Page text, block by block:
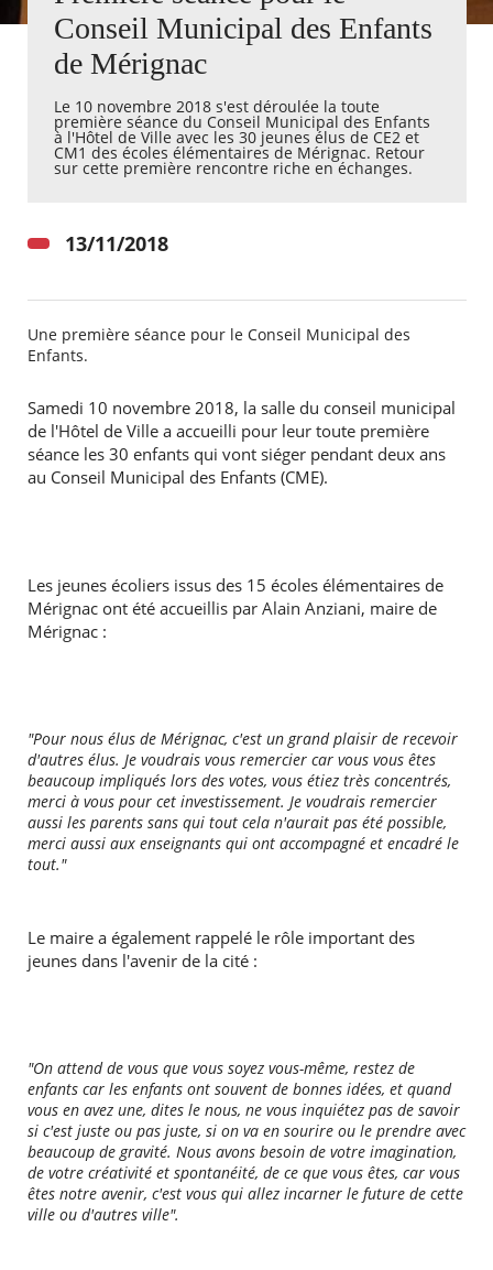
Agenda
Actualités
Kiosque
Espace de services en ligne
RECHERCHER ...
Conseil Municipal des Enfants
de Mérignac
Le 10 novembre 2018 s'est déroulée la toute
première séance du Conseil Municipal des Enfants
à l'Hôtel de Ville avec les 30 jeunes élus de CE2 et
CM1 des écoles élémentaires de Mérignac. Retour
sur cette première rencontre riche en échanges.
13/11/2018
Une première séance pour le Conseil Municipal des
Enfants.
Samedi 10 novembre 2018, la salle du conseil municipal
de l'Hôtel de Ville a accueilli pour leur toute première
séance les 30 enfants qui vont siéger pendant deux ans
au Conseil Municipal des Enfants (CME).
Les jeunes écoliers issus des 15 écoles élémentaires de
Mérignac ont été accueillis par Alain Anziani, maire de
Mérignac :
"Pour nous élus de Mérignac, c'est un grand plaisir de recevoir
d'autres élus. Je voudrais vous remercier car vous vous êtes
beaucoup impliqués lors des votes, vous étiez très concentrés,
merci à vous pour cet investissement. Je voudrais remercier
aussi les parents sans qui tout cela n'aurait pas été possible,
merci aussi aux enseignants qui ont accompagné et encadré le
tout."
Le maire a également rappelé le rôle important des
jeunes dans l'avenir de la cité :
"On attend de vous que vous soyez vous-même, restez de
enfants car les enfants ont souvent de bonnes idées, et quand
vous en avez une, dites le nous, ne vous inquiétez pas de savoir
si c'est juste ou pas juste, si on va en sourire ou le prendre avec
beaucoup de gravité. Nous avons besoin de votre imagination,
de votre créativité et spontanéité, de ce que vous êtes, car vous
êtes notre avenir, c'est vous qui allez incarner le future de cette
ville ou d'autres ville".